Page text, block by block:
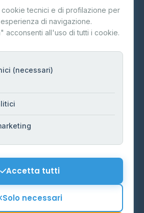
cookie tecnici e di profilazione per
di navigazione.
acconsenti all'uso di tutti i cookie.
(necessari)
Accetta tutti
Solo necessari